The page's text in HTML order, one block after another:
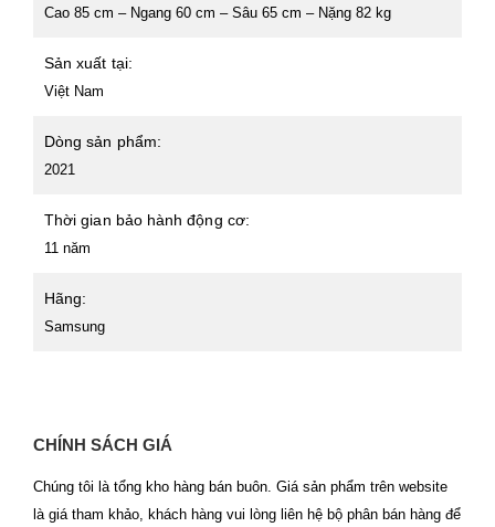
Cao 85 cm – Ngang 60 cm – Sâu 65 cm – Nặng 82 kg
Sản xuất tại:
Việt Nam
Dòng sản phẩm:
2021
Thời gian bảo hành động cơ:
11 năm
Hãng:
Samsung
CHÍNH SÁCH GIÁ
Chúng tôi là tổng kho hàng bán buôn. Giá sản phẩm trên website
là giá tham khảo, khách hàng vui lòng liên hệ bộ phân bán hàng để